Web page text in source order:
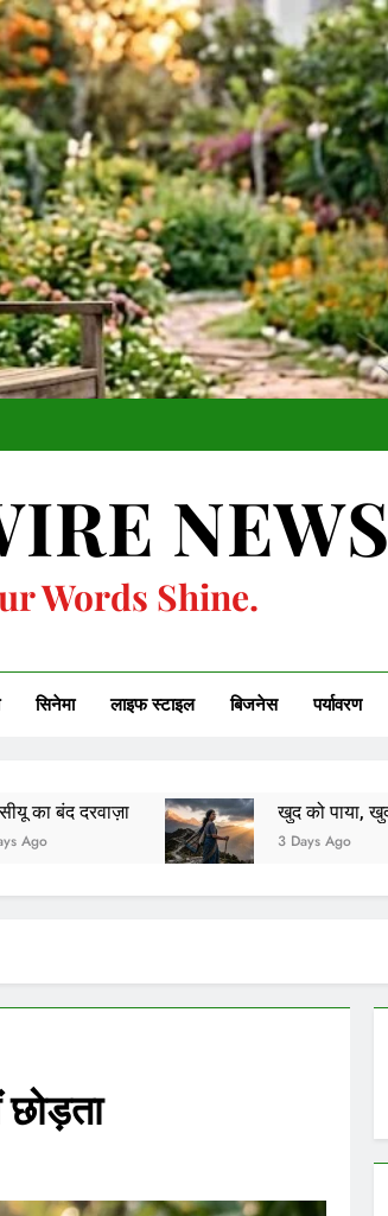
NEWS
Words Shine.
सिनेमा लाइफ स्टाइल बिजनेस पर्यावरण
खुद को पाया, खुद को ही खोकर
3 Days Ago